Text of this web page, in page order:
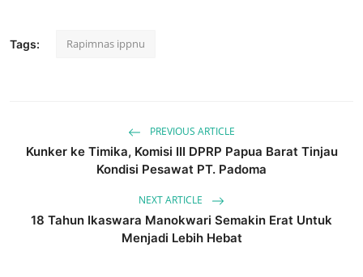
Tags: Rapimnas ippnu
PREVIOUS ARTICLE
Kunker ke Timika, Komisi III DPRP Papua Barat Tinjau
Kondisi Pesawat PT. Padoma
NEXT ARTICLE
18 Tahun Ikaswara Manokwari Semakin Erat Untuk
Menjadi Lebih Hebat